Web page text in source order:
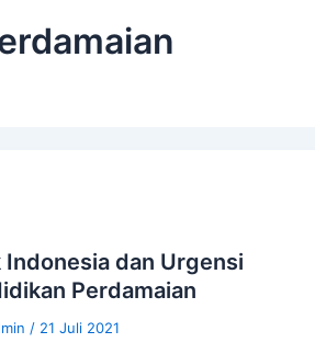
Indonesia dan Urgensi
Perdamaian
/ 21 Juli 2021